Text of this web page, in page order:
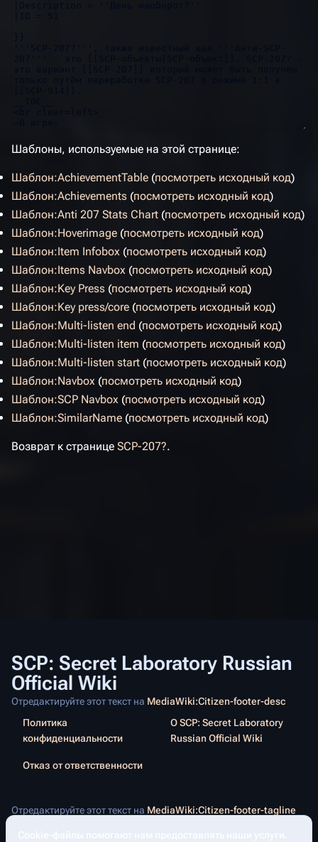
Шаблоны, используемые на этой странице:
Шаблон:AchievementTable (посмотреть исходный код)
Шаблон:Achievements (посмотреть исходный код)
Шаблон:Anti 207 Stats Chart (посмотреть исходный код)
Шаблон:Hoverimage (посмотреть исходный код)
Шаблон:Item Infobox (посмотреть исходный код)
Шаблон:Items Navbox (посмотреть исходный код)
Шаблон:Key Press (посмотреть исходный код)
Шаблон:Key press/core (посмотреть исходный код)
Шаблон:Multi-listen end (посмотреть исходный код)
Шаблон:Multi-listen item (посмотреть исходный код)
Шаблон:Multi-listen start (посмотреть исходный код)
Шаблон:Navbox (посмотреть исходный код)
Шаблон:SCP Navbox (посмотреть исходный код)
Шаблон:SimilarName (посмотреть исходный код)
Возврат к странице SCP-207?.
SCP: Secret Laboratory Russian
Official Wiki
Отредактируйте этот текст на MediaWiki:Citizen-footer-desc
Политика
конфиденциальности
О SCP: Secret Laboratory
Russian Official Wiki
Отказ от ответственности
Отредактируйте этот текст на MediaWiki:Citizen-footer-tagline